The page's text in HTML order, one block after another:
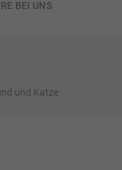
BEI UNS
und Katze